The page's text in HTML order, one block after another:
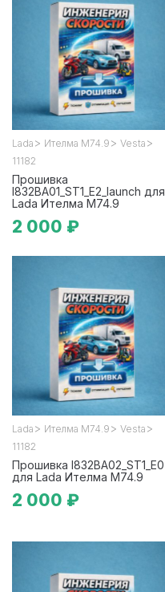
Lada > Ителма М74.9 > Vesta >
11182
Прошивка
I832BA01_ST1_E2_launch для
Lada Ителма М74.9
2 000 ₽
Lada > Ителма М74.9 > Vesta >
11182
Прошивка I832BA02_ST1_E0
для Lada Ителма М74.9
2 000 ₽